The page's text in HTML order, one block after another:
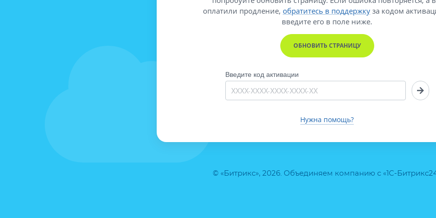
© «Битрикс», 2026. Объединяем компанию с «1С-
оплатили продление, обратитесь в поддержку за кодом
введите его в поле ниже.
ОБНОВИТЬ СТРАНИЦУ
Введите код активации
Нужна помощь?